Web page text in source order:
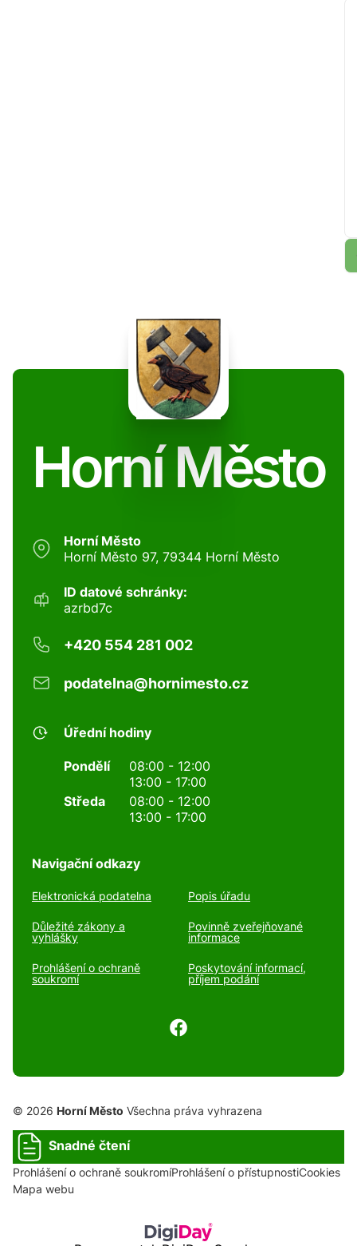
Horní Město
Horní Město
Horní Město 97, 79344 Horní Město
ID datové schránky:
azrbd7c
+420 554 281 002
podatelna@hornimesto.cz
Úřední hodiny
Pondělí
08:00 - 12:00
13:00 - 17:00
Středa
08:00 - 12:00
13:00 - 17:00
Navigační odkazy
Elektronická podatelna Popis úřadu
Důležité zákony a
vyhlášky
Povinně zveřejňované
informace
Prohlášení o ochraně
soukromí
Poskytování informací,
příjem podání
© 2026 Horní Město Všechna práva vyhrazena
Snadné čtení
Prohlášení o ochraně soukromíProhlášení o přístupnostiCookies
Mapa webu